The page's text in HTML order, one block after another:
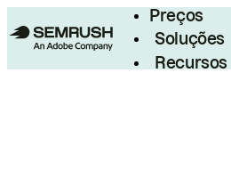
Preços
Soluções
Recursos